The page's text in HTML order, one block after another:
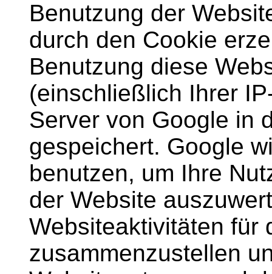
Benutzung der
durch den Cookie
Benutzung diese
(einschließlich Ihrer
Server von Google in
gespeichert. Google
benutzen, um Ihre
der Website
Websiteaktivitäten für
zusammenzustellen